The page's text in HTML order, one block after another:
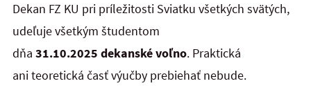
Dekan FZ KU pri príležitosti Sviatku všetkých svätých,
udeľuje všetkým študentom
dňa 31.10.2025 dekanské voľno. Praktická
ani teoretická časť výučby prebiehať nebude.